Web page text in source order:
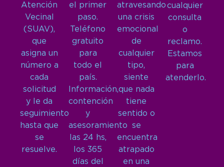
Atención
Vecinal
(SUAV),
que
asigna un
número a
cada
solicitud
y le da
seguimiento
hasta que
se
resuelve.
el primer
paso.
Teléfono
gratuito
para
todo el
país.
Información,
contención
y
asesoramiento
las 24 hs,
los 365
días del
atravesando
una crisis
emocional
de
cualquier
tipo,
siente
que nada
tiene
sentido o
se
encuentra
atrapado
en una
cualquier
consulta
o
reclamo.
Estamos
para
atenderlo.